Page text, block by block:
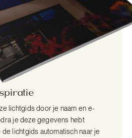
lichtgids door je naam en e-
je deze gegevens hebt
lichtgids automatisch naar je